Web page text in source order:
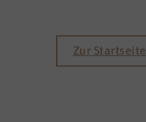
Zur Startseite